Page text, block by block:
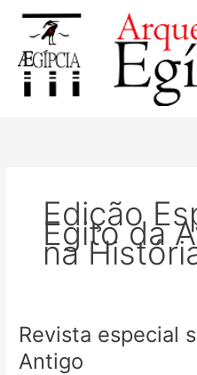
conteúdo
Edição
Egito da
na
Revista especial
Antigo